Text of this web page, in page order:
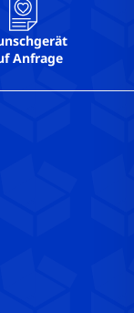
Anfrage